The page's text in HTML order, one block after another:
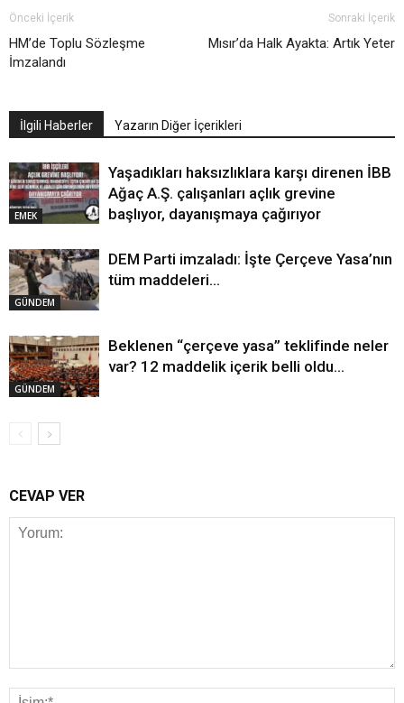
Önceki İçerik
HM’de Toplu Sözleşme
İmzalandı
Sonraki İçerik
Mısır’da Halk Ayakta: Artık Yeter
İlgili Haberler Yazarın Diğer İçerikleri
EMEK
Yaşadıkları haksızlıklara karşı direnen İBB
Ağaç A.Ş. çalışanları açlık grevine
başlıyor, dayanışmaya çağırıyor
GÜNDEM
DEM Parti imzaladı: İşte Çerçeve Yasa’nın
tüm maddeleri…
GÜNDEM
Beklenen “çerçeve yasa” teklifinde neler
var? 12 maddelik içerik belli oldu…
CEVAP VER